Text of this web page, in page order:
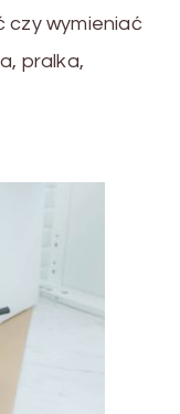
czy wymieniać
pralka,